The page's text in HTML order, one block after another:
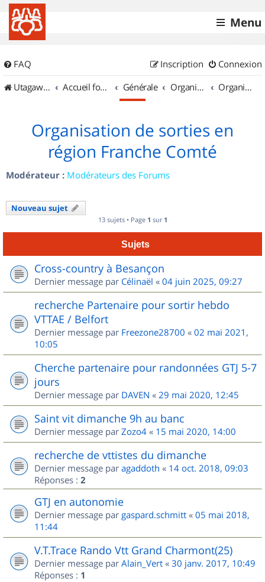
Menu
FAQ Connexion
Inscription
UtagawaVTT (Randos VTT et VTTAE avec traces GPS)
Accueil forum Générale Organisation de sorties & Recherche de partenaires Organisation de sorties en région Franche Comté
Organisation de sorties en
région Franche Comté
Modérateur : Modérateurs des Forums
Nouveau sujet
13 sujets • Page 1 sur 1
Sujets
Cross-country à Besançon
Dernier message par Célinaël « 04 juin 2025, 09:27
recherche Partenaire pour sortir hebdo
VTTAE / Belfort
Dernier message par Freezone28700 « 02 mai 2021,
10:05
Cherche partenaire pour randonnées GTJ 5-7
jours
Dernier message par DAVEN « 29 mai 2020, 12:45
Saint vit dimanche 9h au banc
Dernier message par Zozo4 « 15 mai 2020, 14:00
recherche de vttistes du dimanche
Dernier message par agaddoth « 14 oct. 2018, 09:03
Réponses : 2
GTJ en autonomie
Dernier message par gaspard.schmitt « 05 mai 2018,
11:44
V.T.Trace Rando Vtt Grand Charmont(25)
Dernier message par Alain_Vert « 30 janv. 2017, 10:49
Réponses : 1